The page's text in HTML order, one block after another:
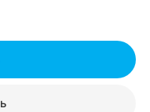
кошек и других